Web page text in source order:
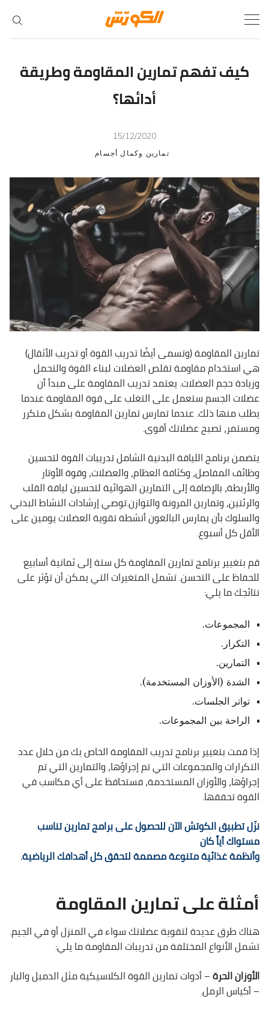
كيف تفهم تمارين المقاومة وطريقة
أدائها؟
15/12/2020
تمارين وكمال أجسام
تمارين المقاومة (وتسمى أيضًا تدريب القوة أو تدريب الأثقال)
هي استخدام مقاومة تقلص العضلات لبناء القوة والتحمل
وزيادة حجم العضلات. يعتمد تدريب المقاومة على مبدأ أن
عضلات الجسم ستعمل على التغلب على قوة المقاومة عندما
يطلب منها ذلك. عندما تمارس تمارين المقاومة بشكل متكرر
ومستمر، تصبح عضلاتك أقوى.
يتضمن برنامج اللياقة البدنية الشامل تدريبات القوة لتحسين
وظائف المفاصل، وكثافة العظام، والعضلات، وقوة الأوتار
والأربطة، بالإضافة إلى التمارين الهوائية لتحسين لياقة القلب
والرئتين، وتمارين المرونة والتوازن.توصي إرشادات النشاط البدني
والسلوك بأن يمارس البالغون أنشطة تقوية العضلات يومين على
الأقل كل أسبوع.
قم بتغيير برنامج تمارين المقاومة كل ستة إلى ثمانية أسابيع
للحفاظ على التحسن. تشمل المتغيرات التي يمكن أن تؤثر على
نتائجك ما يلي:
المجموعات.
التكرار.
التمارين.
الشدة (الأوزان المستخدمة).
تواتر الجلسات.
الراحة بين المجموعات.
إذا قمت بتغيير برنامج تدريب المقاومة الخاص بك من خلال عدد
التكرارات والمجموعات التي تم إجراؤها، والتمارين التي تم
إجراؤها، والأوزان المستخدمة، فستحافظ على أي مكاسب في
القوة تحققها.
نزّل تطبيق الكوتش الآن للحصول على برامج تمارين تناسب
مستواك أياً كان
وأنظمة غذائية متنوعة مصممة لتحقق كل أهدافك الرياضية.
أمثلة على تمارين المقاومة
هناك طرق عديدة لتقوية عضلاتك سواء في المنزل أو في الجيم.
تشمل الأنواع المختلفة من تدريبات المقاومة ما يلي:
الأوزان الحرة– أدوات تمارين القوة الكلاسيكية مثل الدمبل والبار
– أكياس الرمل.